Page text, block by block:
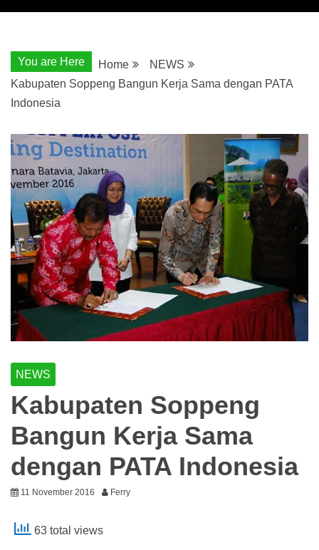
You are Here Home
NEWS
Kabupaten Soppeng Bangun Kerja Sama dengan PATA
Indonesia
NEWS
Kabupaten Soppeng
Bangun Kerja Sama
dengan PATA Indonesia
11 November 2016 Ferry
63 total views